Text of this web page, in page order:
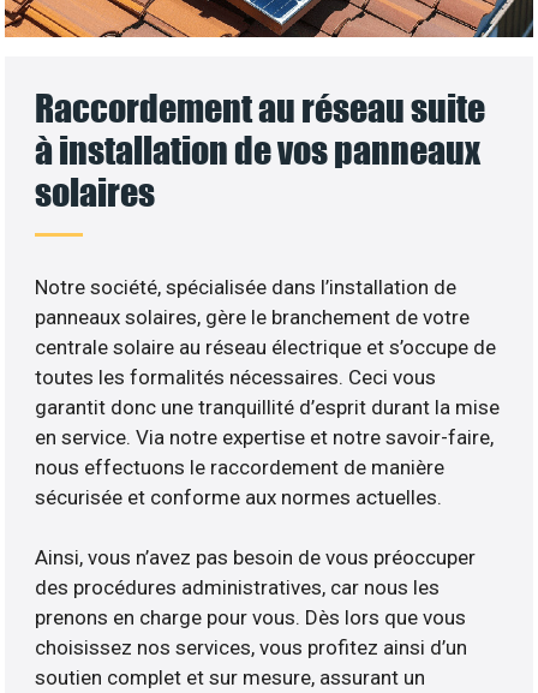
Raccordement au réseau suite
à installation de vos panneaux
solaires
Notre société, spécialisée dans l’installation de
panneaux solaires, gère le branchement de votre
centrale solaire au réseau électrique et s’occupe de
toutes les formalités nécessaires. Ceci vous
garantit donc une tranquillité d’esprit durant la mise
en service. Via notre expertise et notre savoir-faire,
nous effectuons le raccordement de manière
sécurisée et conforme aux normes actuelles.
Ainsi, vous n’avez pas besoin de vous préoccuper
des procédures administratives, car nous les
prenons en charge pour vous. Dès lors que vous
choisissez nos services, vous profitez ainsi d’un
soutien complet et sur mesure, assurant un